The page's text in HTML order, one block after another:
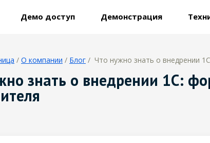
Демо доступ Демонстрация
/ О компании / Блог / Что нужно знать о внедрении
знать о внедрении 1С: